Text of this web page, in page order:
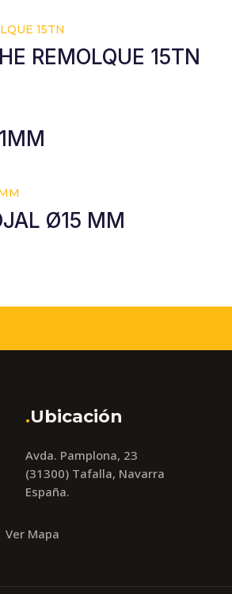
REMOLQUE 15TN
Ø15 MM
.Ubicación
Avda. Pamplona, 23
(31300) Tafalla, Navarra
España.
Ver Mapa